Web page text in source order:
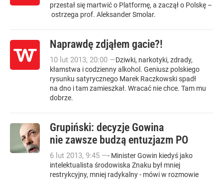
przestał się martwić o Platformę, a zaczął o Polskę –
ostrzega prof. Aleksander Smolar.
Naprawdę zdjąłem gacie?!
10 lut 2013, 20:00 —Dziwki, narkotyki, zdrady,
kłamstwa i codzienny alkohol. Geniusz polskiego
rysunku satyrycznego Marek Raczkowski spadł
na dno i tam zamieszkał. Wracać nie chce. Tam mu
dobrze.
Grupiński: decyzje Gowina
nie zawsze budzą entuzjazm PO
6 lut 2013, 9:45 —- Minister Gowin kiedyś jako
intelektualista środowiska Znaku był mniej
restrykcyjny, mniej radykalny - mówi w rozmowie